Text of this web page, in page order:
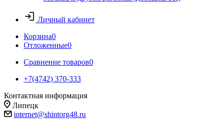
Личный кабинет
Корзина0
Отложенные0
Сравнение товаров0
+7(4742) 370-333
Контактная информация
Липецк
internet@shintorg48.ru